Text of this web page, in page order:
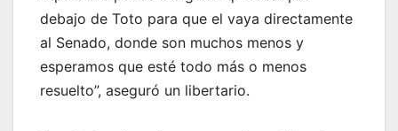
debajo de Toto para que el vaya directamente
al Senado, donde son muchos menos y
esperamos que esté todo más o menos
resuelto”, aseguró un libertario.